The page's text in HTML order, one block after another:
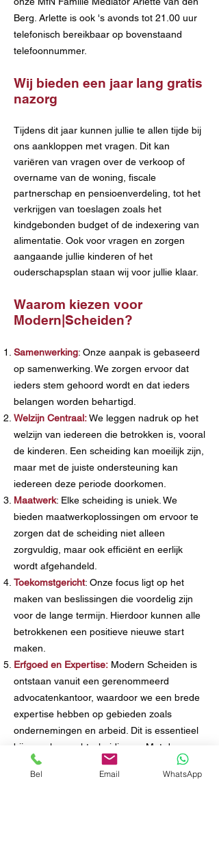
Berg. Arlette is ook 's avonds tot 21.00 uur
telefonisch bereikbaar op bovenstaand
telefoonnummer.
Wij bieden een jaar lang gratis
nazorg
Tijdens dit jaar kunnen jullie te allen tijde bij
ons aankloppen met vragen. Dit kan
variëren van vragen over de verkoop of
overname van de woning, fiscale
partnerschap en pensioenverdeling, tot het
verkrijgen van toeslagen zoals het
kindgebonden budget of de indexering van
alimentatie. Ook voor vragen en zorgen
aangaande jullie kinderen of het
ouderschapsplan staan wij voor jullie klaar.
Waarom kiezen voor
Modern|Scheiden?
Samenwerking: Onze aanpak is gebaseerd
op samenwerking. We zorgen ervoor dat
ieders stem gehoord wordt en dat ieders
belangen worden behartigd.
Welzijn Centraal:We leggen nadruk op het
welzijn van iedereen die betrokken is, vooral
de kinderen. Een scheiding kan moeilijk zijn,
maar met de juiste ondersteuning kan
iedereen deze periode doorkomen.
Maatwerk: Elke scheiding is uniek. We
bieden maatwerkoplossingen om ervoor te
zorgen dat de scheiding niet alleen
zorgvuldig, maar ook efficiënt en eerlijk
wordt afgehandeld.
Toekomstgericht: Onze focus ligt op het
maken van beslissingen die voordelig zijn
voor de lange termijn. Hierdoor kunnen alle
betrokkenen een positieve nieuwe start
maken.
Erfgoed en Expertise: Modern Scheiden is
ontstaan vanuit een gerenommeerd
advocatenkantoor, waardoor we een brede
expertise hebben op gebieden zoals
ondernemingen en arbeid. Dit is essentieel
bij complexe echtscheidingen. Met de
kennis van een advocaat met 40 jaar
ervaring bieden we onze diensten toch aan
Bel Email WhatsApp